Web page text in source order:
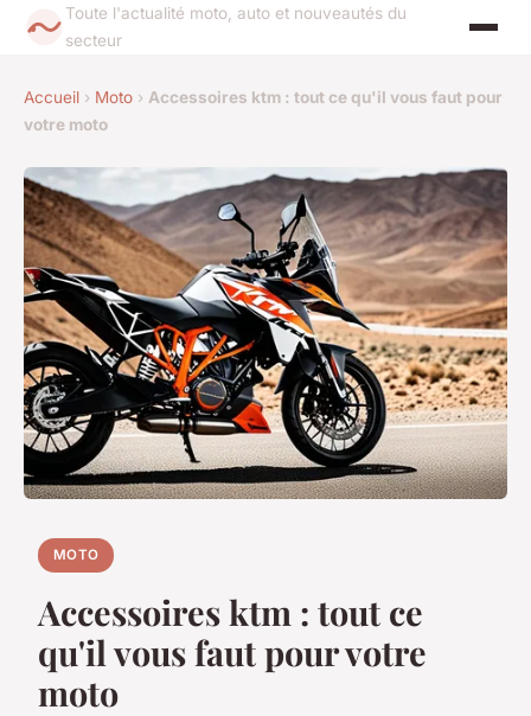
Toute l'actualité moto, auto et nouveautés du
secteur
Accueil › Moto › Accessoires ktm : tout ce qu'il vous faut pour
votre moto
MOTO
Accessoires ktm : tout ce
qu'il vous faut pour votre
moto